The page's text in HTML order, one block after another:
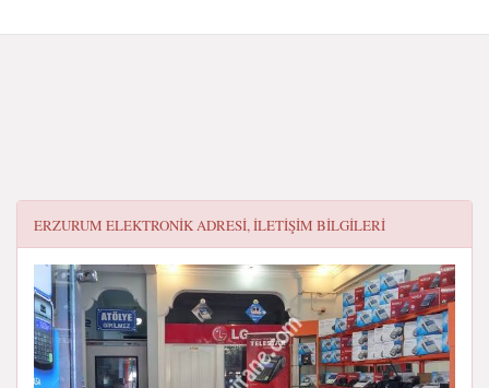
ERZURUM ELEKTRONIKADRESI, ILETIŞIM BILGILERI